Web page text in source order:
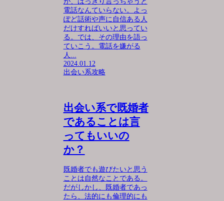
電話なんていらない。よっ
ぽど話術や声に自信ある人
だけすればいいと思ってい
る。では、その理由を語っ
ていこう。電話を嫌がる
人...
2024.01.12
出会い系攻略
出会い系で既婚者
であることは言
ってもいいの
か？
既婚者でも遊びたいと思う
ことは自然なことである。
だがしかし、既婚者であっ
たら、法的にも倫理的にも